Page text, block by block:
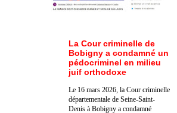
La Cour criminelle de
Bobigny a condamné un
pédocriminel en milieu
juif orthodoxe
Le 16 mars 2026, la Cour criminelle
départementale de Seine-Saint-
Denis à Bobigny a condamné